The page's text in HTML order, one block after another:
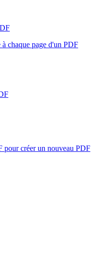
chaque page d'un PDF
pour créer un nouveau PDF